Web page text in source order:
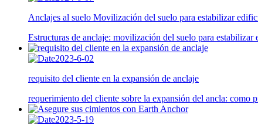
Anclajes al suelo Movilización del suelo para estabilizar
Estructuras de anclaje: movilización del suelo para
2023-6-02
requisito del cliente en la expansión de anclaje
requerimiento del cliente sobre la expansión del ancla: como
2023-5-19